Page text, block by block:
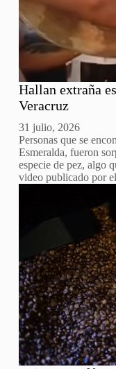
Hallan extraña
Veracruz
31 julio, 2026
Personas que se
Esmeralda, fueron
especie de pez, algo
video publicado por